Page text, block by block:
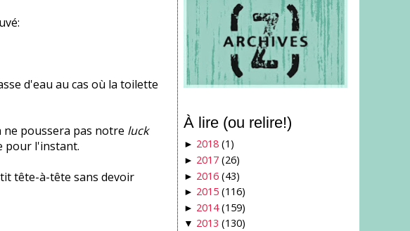
d'eau au cas où la toilette
poussera pas notre luck
pour l'instant.
tête-à-tête sans devoir
À lire (ou relire!)
► 2018 (1)
► 2017 (26)
► 2016 (43)
► 2015 (116)
► 2014 (159)
▼ 2013 (130)